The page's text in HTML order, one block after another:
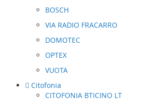
BOSCH
VIA RADIO FRACARRO
DOMOTEC
OPTEX
VUOTA
Citofonia
CITOFONIA BTICINO LT